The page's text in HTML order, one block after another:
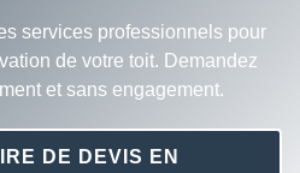
services professionnels pour
de votre toit. Demandez
et sans engagement.
DE DEVIS EN